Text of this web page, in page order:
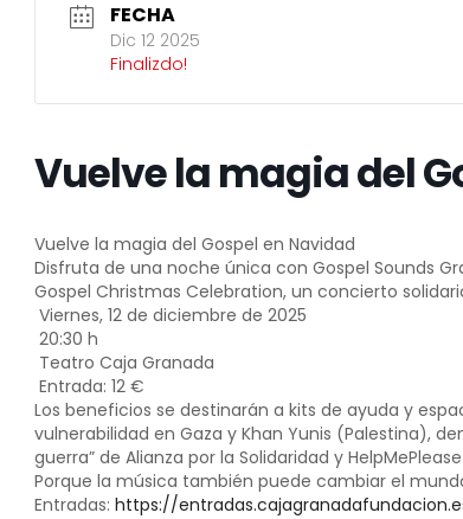
FECHA
Dic 12 2025
Finalizdo!
Vuelve la magia del
Vuelve la magia del Gospel en Navidad
Disfruta de una noche única con Gospel Sounds
Gospel Christmas Celebration, un concierto
Viernes, 12 de diciembre de 2025
20:30 h
Teatro Caja Granada
Entrada: 12 €
Los beneficios se destinarán a kits de ayuda y
vulnerabilidad en Gaza y Khan Yunis (Palestina),
guerra” de Alianza por la Solidaridad y HelpMePlease
Porque la música también puede cambiar el
Entradas: https://